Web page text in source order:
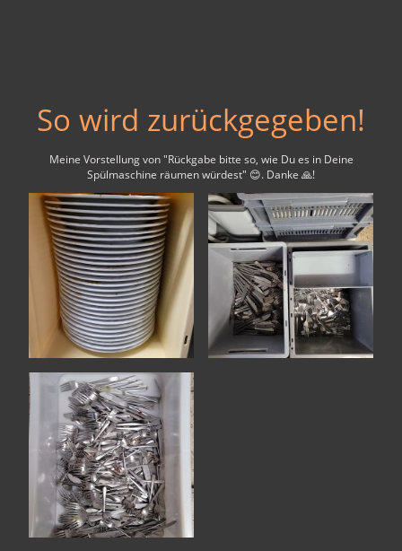
So wird zurückgegeben!
Meine Vorstellung von "Rückgabe bitte so, wie Du es in Deine
Spülmaschine räumen würdest" 😊. Danke 🙏!